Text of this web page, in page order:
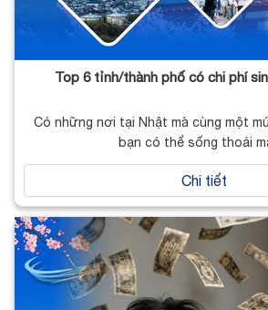
Top 6 tỉnh/thành phố có chi phí
Có những nơi tại Nhật mà cùng một
bạn có thể sống thoải
Chi tiết